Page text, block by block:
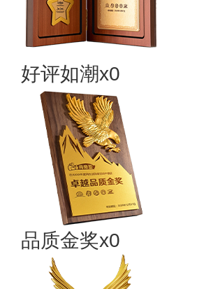
好评如潮x0
品质金奖x0